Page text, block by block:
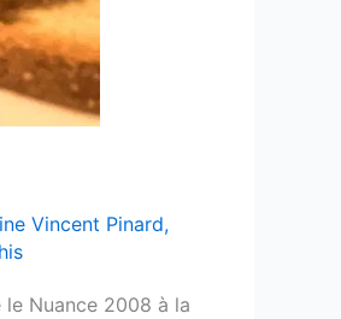
Vincent Pinard,
Nuance 2008 à la